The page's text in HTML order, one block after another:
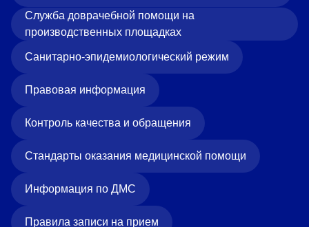
Служба доврачебной помощи на
производственных площадках
Санитарно-эпидемиологический режим
Правовая информация
Контроль качества и обращения
Стандарты оказания медицинской помощи
Информация по ДМС
Правила записи на прием